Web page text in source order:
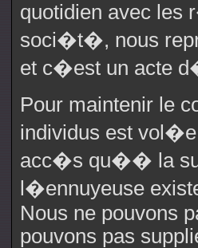
quotidien avec
soci�t�, nous
et c�est un acte
Pour maintenir le
individus est
acc�s qu�� la
l�ennuyeuse
Nous ne pouvons
pouvons pas